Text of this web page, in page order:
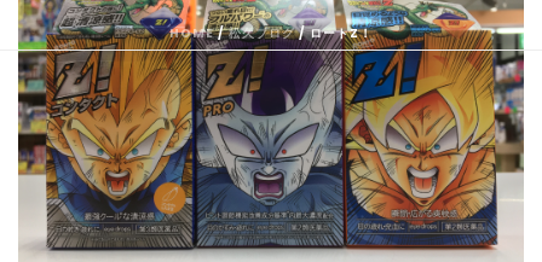
HOME/松久ブログ/ ロートZ！